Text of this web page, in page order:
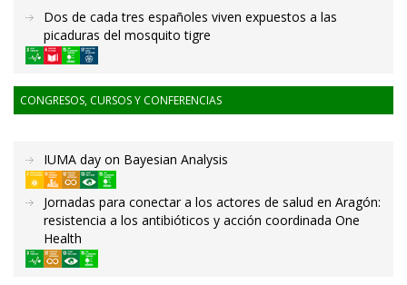
Dos de cada tres españoles viven expuestos a las
picaduras del mosquito tigre
CONGRESOS, CURSOS Y CONFERENCIAS
IUMA day on Bayesian Analysis
Jornadas para conectar a los actores de salud en Aragón:
resistencia a los antibióticos y acción coordinada One
Health